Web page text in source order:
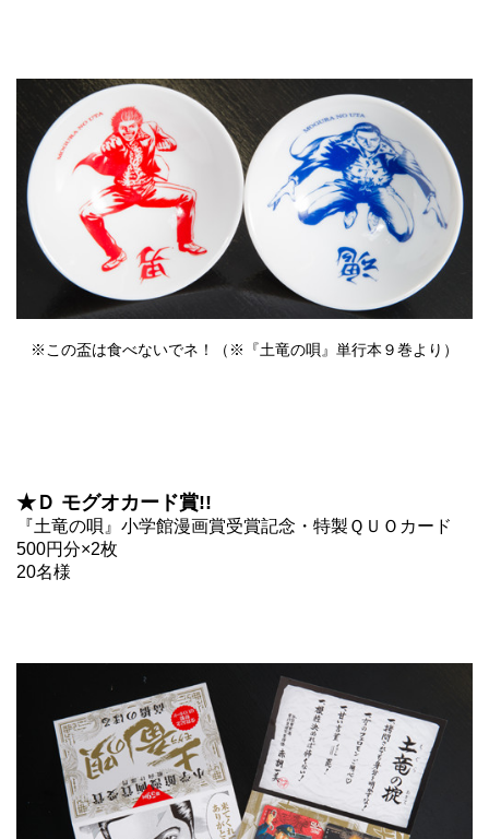
※この盃は食べないでネ！（※『土竜の唄』単行本９巻より）
★Ｄ モグオカード賞!!
『土竜の唄』小学館漫画賞受賞記念・特製ＱＵＯカード
500円分×2枚
20名様